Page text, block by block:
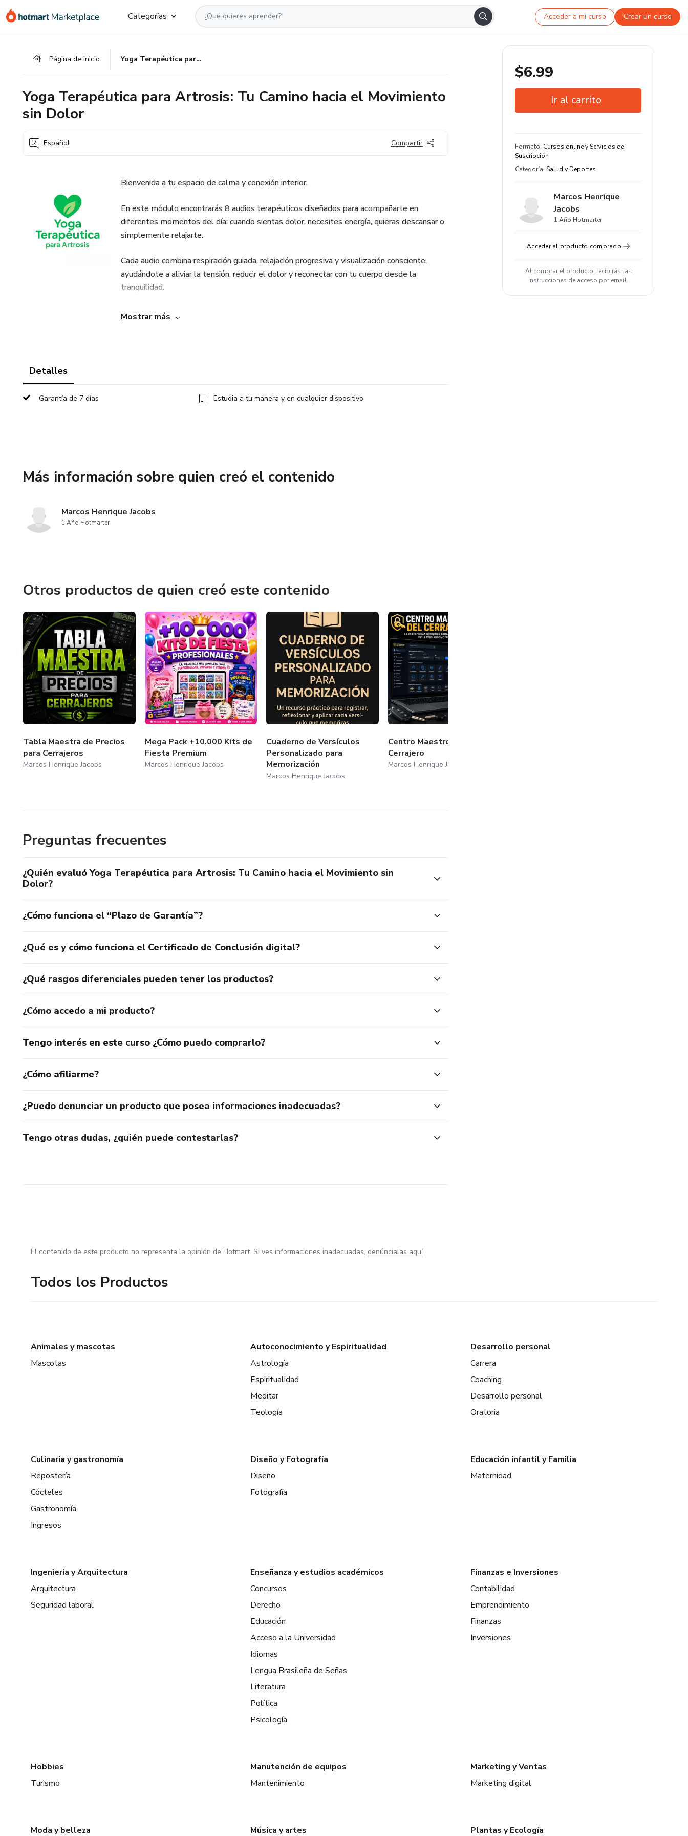
Categorías Acceder a mi curso Crear un curso
Página de inicio Yoga Terapéutica para Artrosis: Tu Camino hacia el Movimiento sin Dolor
Yoga Terapéutica para Artrosis: Tu Camino hacia el Movimiento
sin Dolor
Español Compartir
Bienvenida a tu espacio de calma y conexión interior.
En este módulo encontrarás 8 audios terapéuticos diseñados para acompañarte en
diferentes momentos del día: cuando sientas dolor, necesites energía, quieras descansar o
simplemente relajarte.
Cada audio combina respiración guiada, relajación progresiva y visualización consciente,
ayudándote a aliviar la tensión, reducir el dolor y reconectar con tu cuerpo desde la
tranquilidad.
Te recomendamos escucharlos con auriculares, en un lugar cómodo y sin distracciones.
Mostrar más
Detalles
Garantía de 7 días Estudia a tu manera y en cualquier dispositivo
Más información sobre quien creó el contenido
Marcos Henrique Jacobs
1 Año Hotmarter
Otros productos de quien creó este contenido
Tabla Maestra de Precios
para Cerrajeros
Marcos Henrique Jacobs
Mega Pack +10.000 Kits de
Fiesta Premium
Marcos Henrique Jacobs
Cuaderno de Versículos
Personalizado para
Memorización
Marcos Henrique Jacobs
Centro Maestro del
Cerrajero
Marcos Henrique Jacobs
Preguntas frecuentes
¿Quién evaluó Yoga Terapéutica para Artrosis: Tu Camino hacia el Movimiento sin
Dolor?
¿Cómo funciona el “Plazo de Garantía”?
¿Qué es y cómo funciona el Certificado de Conclusión digital?
¿Qué rasgos diferenciales pueden tener los productos?
¿Cómo accedo a mi producto?
Tengo interés en este curso ¿Cómo puedo comprarlo?
¿Cómo afiliarme?
¿Puedo denunciar un producto que posea informaciones inadecuadas?
Tengo otras dudas, ¿quién puede contestarlas?
$6.99
Ir al carrito
Estudia a tu manera y en cualquier
dispositivo
Formato: Cursos online y Servicios de
Suscripción
Categoría: Salud y Deportes
Marcos Henrique
Jacobs
1 Año Hotmarter
Acceder al producto comprado
Al comprar el producto, recibirás las
instrucciones de acceso por email.
El contenido de este producto no representa la opinión de Hotmart. Si ves informaciones inadecuadas, denúncialas aquí
Todos los Productos
Animales y mascotas
Mascotas
Autoconocimiento y Espiritualidad
Astrología
Espiritualidad
Meditar
Teología
Desarrollo personal
Carrera
Coaching
Desarrollo personal
Oratoria
Culinaria y gastronomía
Repostería
Cócteles
Gastronomía
Ingresos
Diseño y Fotografía
Diseño
Fotografía
Educación infantil y Familia
Maternidad
Ingeniería y Arquitectura
Arquitectura
Seguridad laboral
Enseñanza y estudios académicos
Concursos
Derecho
Educación
Acceso a la Universidad
Idiomas
Lengua Brasileña de Señas
Literatura
Política
Psicología
Finanzas e Inversiones
Contabilidad
Emprendimiento
Finanzas
Inversiones
Hobbies
Turismo
Manutención de equipos
Mantenimiento
Marketing y Ventas
Marketing digital
Moda y belleza Música y artes Plantas y Ecología